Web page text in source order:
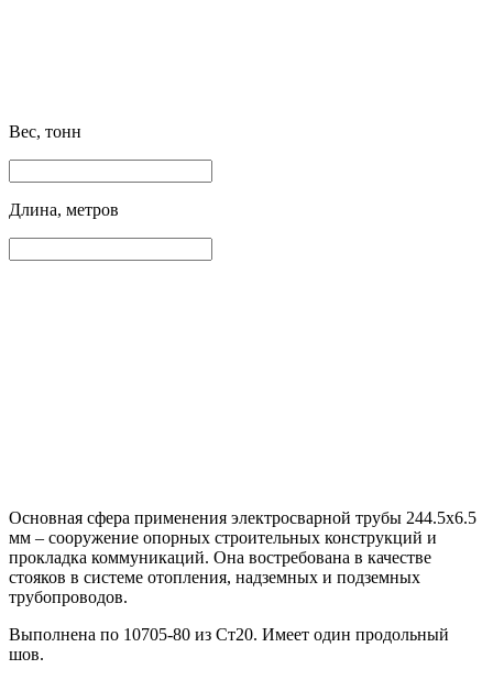
Вес, тонн
Длина, метров
Основная сфера применения электросварной трубы 244.5х6.5
мм – сооружение опорных строительных конструкций и
прокладка коммуникаций. Она востребована в качестве
стояков в системе отопления, надземных и подземных
трубопроводов.
Выполнена по 10705-80 из Ст20. Имеет один продольный
шов.